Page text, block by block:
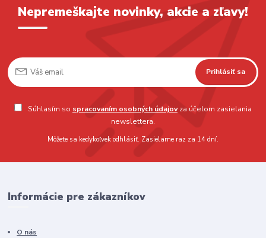
Nepremeškajte novinky, akcie a zľavy!
Prihlásiť sa
Súhlasím so spracovaním osobných údajovza účelom zasielania
newslettera.
Môžete sa kedykoľvek odhlásiť. Zasielame raz za 14 dní.
Informácie pre zákazníkov
O nás